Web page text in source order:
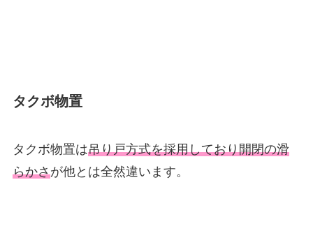
タクボ物置
タクボ物置は吊り戸方式を採用しており開閉の滑
らかさが他とは全然違います。